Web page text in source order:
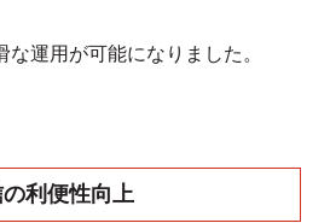
運用が可能になりました。
利便性向上